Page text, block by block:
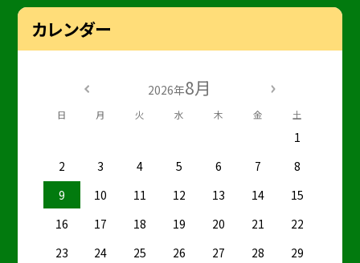
カレンダー
2026年8月
日 月 火 水 木 金 土
1
2
3 4 5 6 7
8
9
10 11 12 13 14
15
16
17 18 19 20 21
22
23
24 25 26 27 28
29